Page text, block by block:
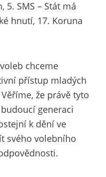
5. SMS – Stát má
hnutí, 17. Koruna
chceme
přístup mladých
že právě tyto
generaci
k dění ve
svého volebního